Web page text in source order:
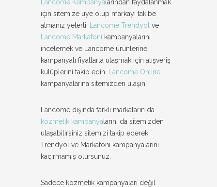
Lancome Kampanya larından faydalanmak
için sitemize üye olup markayı takibe
almanız yeterli.
Lancome Trendyol ve
Lancome Markafoni kampanyalarını
incelemek ve Lancome ürünlerine
kampanyalı fiyatlarla ulaşmak için alışveriş
kulüplerini takip edin.
Lancome Online
kampanyalarına sitemizden ulaşın.
Lancome dışında farklı markaların da
kozmetik kampanya larını da sitemizden
ulaşabilirsiniz sitemizi takip ederek
Trendyol ve Markafoni kampanyalarını
kaçırmamış olursunuz.
Sadece kozmetik kampanyaları değil